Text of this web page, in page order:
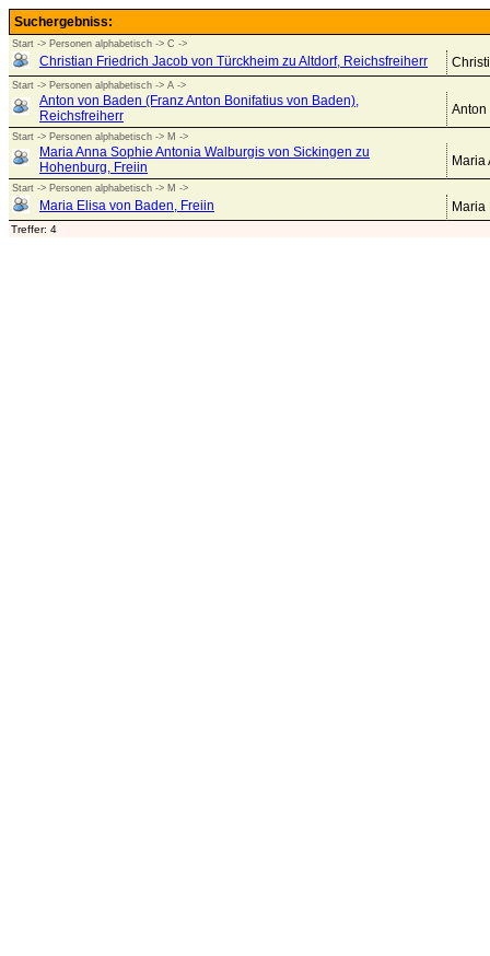
Suchergebniss:
Start -> Personen alphabetisch -> C ->
Christian Friedrich Jacob von Türckheim zu Altdorf, Reichsfreiherr
Start -> Personen alphabetisch -> A ->
Anton von Baden (Franz Anton Bonifatius von Baden),
Reichsfreiherr
Anton
Start -> Personen alphabetisch -> M ->
Maria Anna Sophie Antonia Walburgis von Sickingen zu
Hohenburg, Freiin
Start -> Personen alphabetisch -> M ->
Maria Elisa von Baden, Freiin
Treffer: 4